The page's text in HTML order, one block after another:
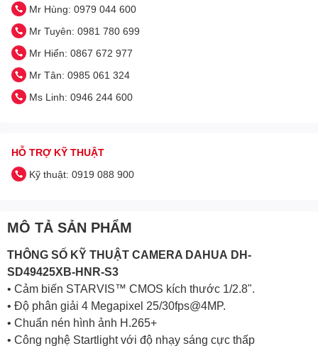
Mr Hùng: 0979 044 600
Mr Tuyên: 0981 780 699
Mr Hiển: 0867 672 977
Mr Tân: 0985 061 324
Ms Linh: 0946 244 600
HỖ TRỢ KỸ THUẬT
Kỹ thuật: 0919 088 900
MÔ TẢ SẢN PHẨM
THÔNG SỐ KỸ THUẬT CAMERA DAHUA DH-
SD49425XB-HNR-S3
• Cảm biến STARVIS™ CMOS kích thước 1/2.8".
• Độ phân giải 4 Megapixel 25/30fps@4MP.
• Chuẩn nén hình ảnh H.265+
• Công nghệ Startlight với độ nhạy sáng cực thấp